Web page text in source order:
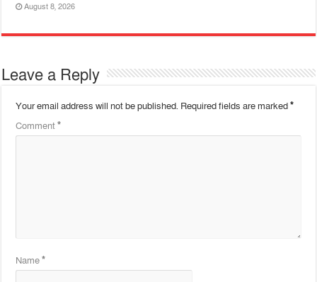
August 8, 2026
Leave a Reply
Your email address will not be published. Required fields are marked*
Comment*
Name*